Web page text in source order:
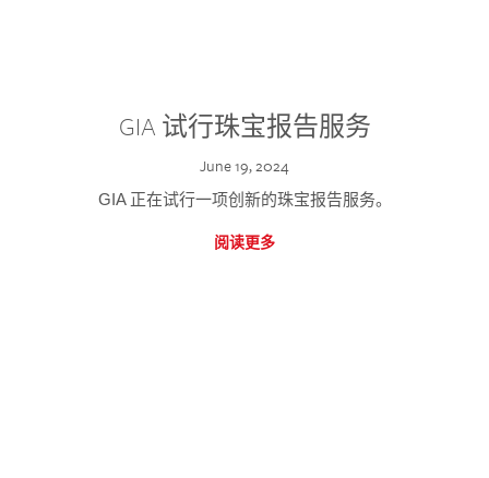
GIA 试行珠宝报告服务
June 19, 2024
GIA 正在试行一项创新的珠宝报告服务。
阅读更多